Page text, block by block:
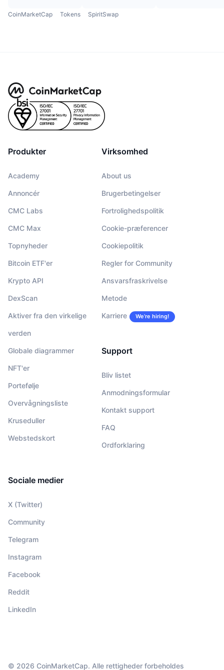
CoinMarketCap Tokens SpiritSwap
Produkter
Academy
Annoncér
CMC Labs
CMC Max
Topnyheder
Bitcoin ETF'er
Krypto API
DexScan
Aktiver fra den virkelige
verden
Globale diagrammer
NFT'er
Portefølje
Overvågningsliste
Kruseduller
Webstedskort
Virksomhed
About us
Brugerbetingelser
Fortrolighedspolitik
Cookie-præferencer
Cookiepolitik
Regler for Community
Ansvarsfraskrivelse
Metode
Karriere We’re hiring!
Support
Bliv listet
Anmodningsformular
Kontakt support
FAQ
Ordforklaring
Sociale medier
X (Twitter)
Community
Telegram
Instagram
Facebook
Reddit
LinkedIn
© 2026 CoinMarketCap. Alle rettigheder forbeholdes